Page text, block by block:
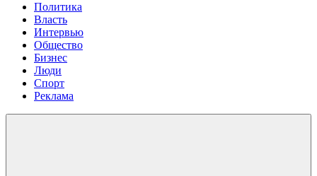
Политика
Власть
Интервью
Общество
Бизнес
Люди
Спорт
Реклама